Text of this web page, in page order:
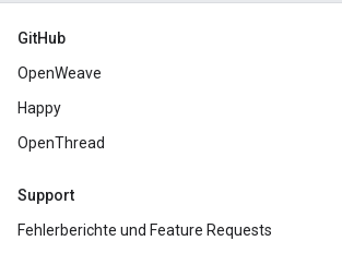
GitHub
OpenWeave
Happy
OpenThread
Support
Fehlerberichte und Feature Requests